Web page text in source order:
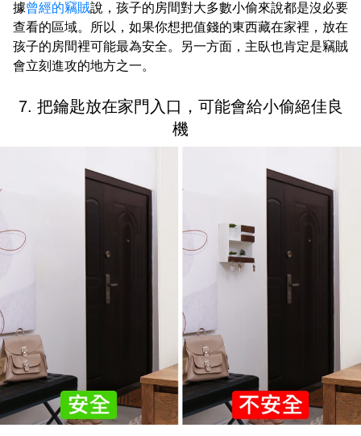
據曾經的竊賊說，孩子的房間對大多數小偷來說都是沒必要
查看的區域。所以，如果你想把值錢的東西藏在家裡，放在
孩子的房間裡可能最為安全。另一方面，主臥也肯定是竊賊
會立刻進攻的地方之一。
7. 把鑰匙放在家門入口，可能會給小偷絕佳良
機